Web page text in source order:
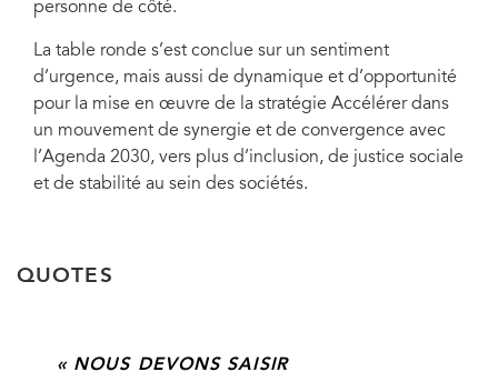
personne de côté.
La table ronde s’est conclue sur un sentiment
d’urgence, mais aussi de dynamique et d’opportunité
pour la mise en œuvre de la stratégie Accélérer dans
un mouvement de synergie et de convergence avec
l’Agenda 2030, vers plus d’inclusion, de justice sociale
et de stabilité au sein des sociétés.
QUOTES
« NOUS DEVONS SAISIR